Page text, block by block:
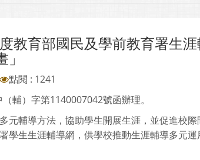
教育部國民及學前教育署生
點閱 : 1241
輔）字第1140007042號函辦理。
元輔導方法，協助學生開展生涯，並促進校
生生涯輔導網，供學校推動生涯輔導多元運